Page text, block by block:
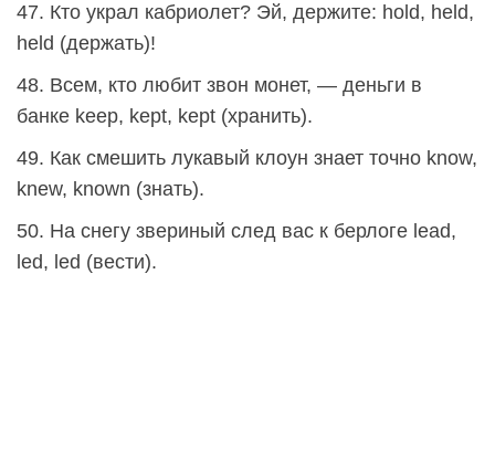
47. Кто украл кабриолет? Эй, держите: hold, held,
held (держать)!
48. Всем, кто любит звон монет, — деньги в
банке keеp, kept, kept (хранить).
49. Как смешить лукавый клоун знает точно know,
knew, known (знать).
50. На снегу звериный след вас к берлоге lead,
led, led (вести).